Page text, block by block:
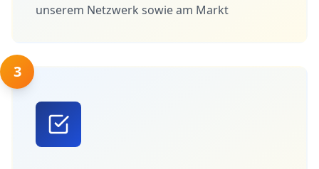
unserem Netzwerk sowie am Markt
3